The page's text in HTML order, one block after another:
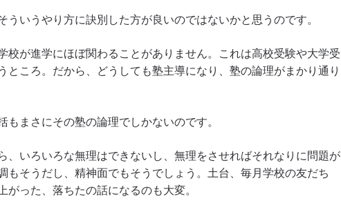
ういうやり方に訣別した方が良いのではないかと思うのです。
校が進学にほぼ関わることがありません。これは高校受験や大学受
ところ。だから、どうしても塾主導になり、塾の論理がまかり通り
もまさにその塾の論理でしかないのです。
、いろいろな無理はできないし、無理をさせればそれなりに問題が
もそうだし、精神面でもそうでしょう。土台、毎月学校の友だち
がった、落ちたの話になるのも大変。